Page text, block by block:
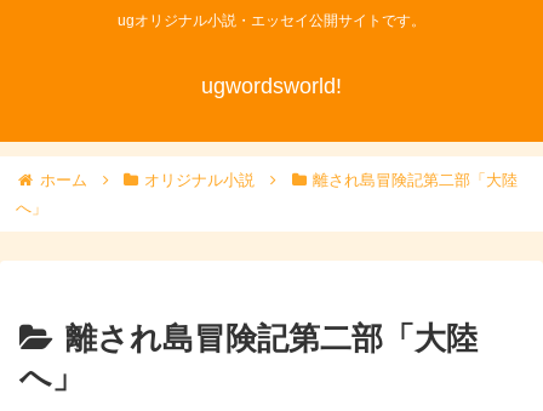
ugオリジナル小説・エッセイ公開サイトです。
ugwordsworld!
ホーム オリジナル小説
離され島冒険記第二部「大陸
へ」
離され島冒険記第二部「大陸
へ」